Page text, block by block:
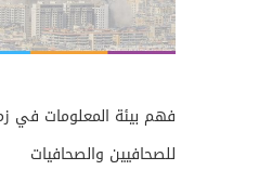
فهم بيئة المعلومات في
للصحافيين والصحافيات